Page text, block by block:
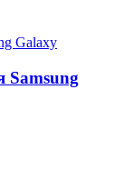
Samsung